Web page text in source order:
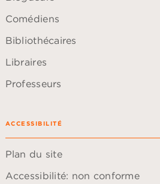
Comédiens
Bibliothécaires
Libraires
Professeurs
ACCESSIBILITÉ
Plan du site
Accessibilité: non conforme